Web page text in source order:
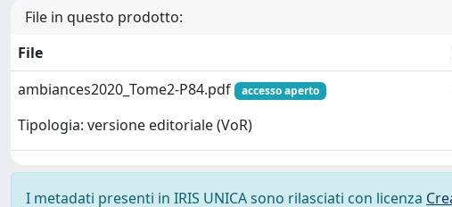
File in questo prodotto:
File
ambiances2020_Tome2-P84.pdf
accesso aperto
Tipologia: versione editoriale (VoR)
I metadati presenti in IRIS UNICA sono rilasciati con licenza